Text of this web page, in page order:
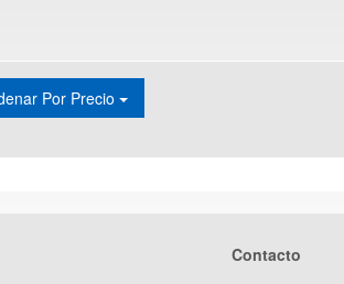
Por Precio
Contacto